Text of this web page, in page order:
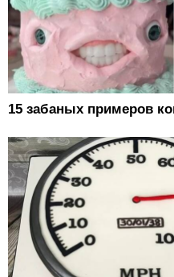
15 забаных примеров